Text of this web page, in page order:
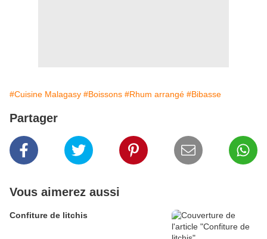
#Cuisine Malagasy #Boissons #Rhum arrangé #Bibasse
Partager
Vous aimerez aussi
Confiture de litchis